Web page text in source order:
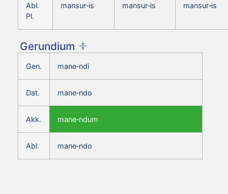
Abl.
Pl.
mansur‑is mansur‑is mansur‑is
Gerundium
Gen. mane‑ndi
Dat. mane‑ndo
Akk. mane‑ndum
Abl. mane‑ndo